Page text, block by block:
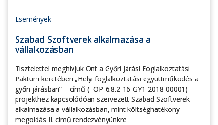
Események
Szabad Szoftverek alkalmazása a
vállalkozásban
Tisztelettel meghívjuk Önt a Győri Járási Foglalkoztatási
Paktum keretében „Helyi foglalkoztatási együttműködés a
győri járásban” – című (TOP-6.8.2-16-GY1-2018-00001)
projekthez kapcsolódóan szervezett Szabad Szoftverek
alkalmazása a vállalkozásban, mint költséghatékony
megoldás II. című rendezvényünkre.